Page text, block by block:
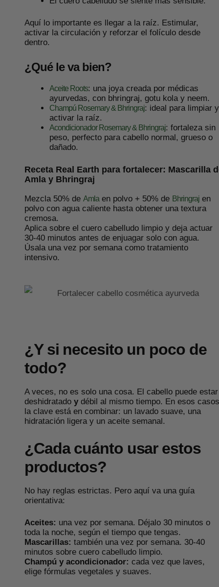
Aquí lo importante es llegar a la raíz. Estimular,
activar la circulación y reforzar el folículo desde
dentro.
¿Qué le va bien?
Aceite Roots: una joya creada por médicas
ayurvedas, con bhringraj, gotu kola y neem.
Champú Rosemary & Bhringraj: ideal para limpiar y
activar la raíz.
Acondicionador Rosemary & Bhringraj: fortaleza sin
peso, perfecto para cabello normal, grueso o
dañado.
Receta Real Earth para fortalecer: Mascarilla
Amla y Bhringraj
Mezcla 50% de Amlaen polvo + 50% de Bhringraj en
polvo con agua caliente hasta obtener una textura
cremosa.
Aplica sobre el cuero cabelludo limpio y deja actuar
30-40 minutos antes de enjuagar solo con agua.
Úsala una vez por semana como tratamiento
intensivo.
¿Y si necesito un poco de
todo?
A veces, no es solo una cosa. El cabello puede estar
deshidratado y débil al mismo tiempo. En esos
la clave está en combinar: un lavado suave, una
hidratación ligera y un aceite semanal.
¿Cada cuánto usar estos
productos?
No hay reglas estrictas. Pero aquí va una guía
orientativa:
Aceites: una vez por semana. Déjalo 30 minutos o
toda la noche, según el tiempo que tengas.
Mascarillas: también una vez por semana. 30-40
minutos sobre cuero cabelludo limpio.
Champú y acondicionador: cada vez que laves,
elige fórmulas vegetales y suaves.